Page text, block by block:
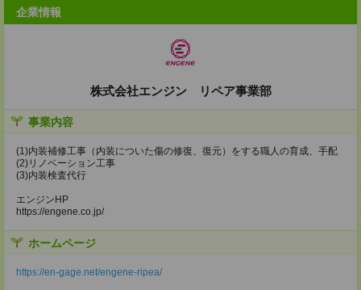
企業情報
株式会社エンジン リペア事業部
事業内容
(1)内装補修工事（内装についた傷の修復、復元）をする職人の育成、手配
(2)リノベーション工事
(3)内装検査代行
エンジンHP
https://engene.co.jp/
ホームページ
https://en-gage.net/engene-ripea/